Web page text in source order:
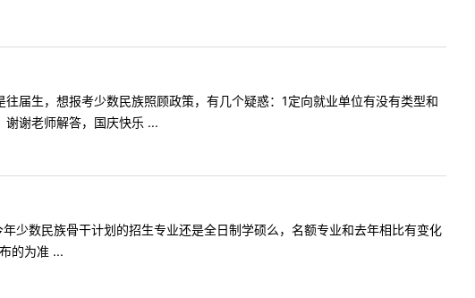
生，想报考少数民族照顾政策，有几个疑惑：1定向就业单位有没有类型和
谢老师解答，国庆快乐 ...
数民族骨干计划的招生专业还是全日制学硕么，名额专业和去年相比有变化
的为准 ...